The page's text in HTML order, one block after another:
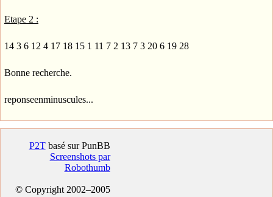
Etape 2 :
14 3 6 12 4 17 18 15 1 11 7 2 13 7 3 20 6 19 28
Bonne recherche.
reponseenminuscules...
P2Tbasé sur PunBB
Screenshots par
Robothumb
© Copyright 2002–2005